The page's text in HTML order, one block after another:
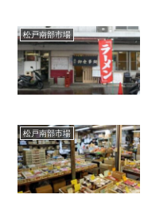
松戸南部市場
松戸南部市場